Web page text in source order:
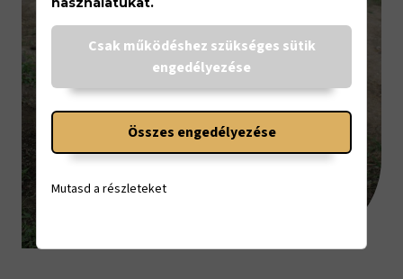
Csak működéshez szükséges sütik
engedélyezése
Összes engedélyezése
Mutasd a részleteket